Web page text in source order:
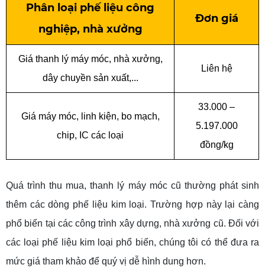
Phân loại phế liệu công
nghiệp, nhà xưởng
Đơn giá
Giá thanh lý máy móc, nhà xưởng,
dây chuyền sản xuất,...
Liên hệ
Giá máy móc, linh kiện, bo mạch,
chip, IC các loại
33.000 –
5.197.000
đồng/kg
Quá trình thu mua, thanh lý máy móc cũ thường phát sinh
thêm các dòng phế liệu kim loại. Trường hợp này lại càng
phổ biến tại các công trình xây dựng, nhà xưởng cũ. Đối với
các loại phế liệu kim loại phổ biến, chúng tôi có thể đưa ra
mức giá tham khảo để quý vị dễ hình dung hơn.